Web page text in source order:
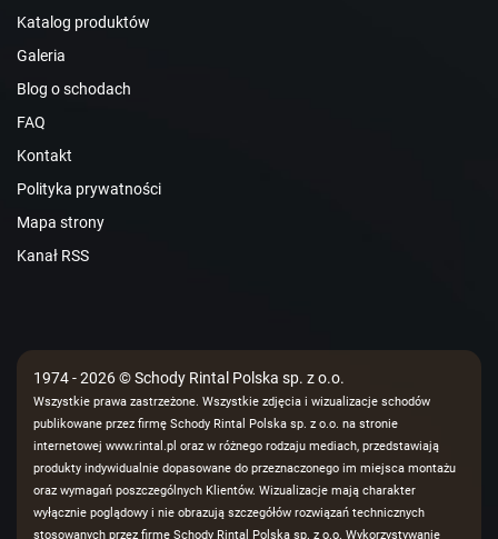
Katalog produktów
Galeria
Blog o schodach
FAQ
Kontakt
Polityka prywatności
Mapa strony
Kanał RSS
1974 - 2026 © Schody Rintal Polska sp. z o.o.
Wszystkie prawa zastrzeżone. Wszystkie zdjęcia i wizualizacje schodów
publikowane przez firmę Schody Rintal Polska sp. z o.o. na stronie
internetowej www.rintal.pl oraz w różnego rodzaju mediach, przedstawiają
produkty indywidualnie dopasowane do przeznaczonego im miejsca montażu
oraz wymagań poszczególnych Klientów. Wizualizacje mają charakter
wyłącznie poglądowy i nie obrazują szczegółów rozwiązań technicznych
stosowanych przez firmę Schody Rintal Polska sp. z o.o. Wykorzystywanie